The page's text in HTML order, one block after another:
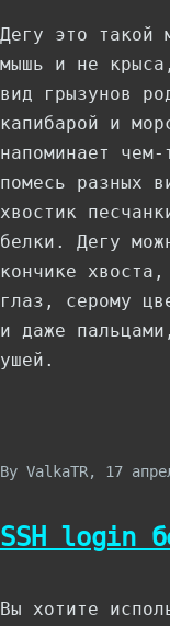
Дегу это такой
мышь и не
вид грызунов
капибарой и
напоминает
помесь разных
хвостик
белки. Дегу
кончике
глаз, серому
и даже
ушей.
By ValkaTR, 17
SSH login
Вы хотите